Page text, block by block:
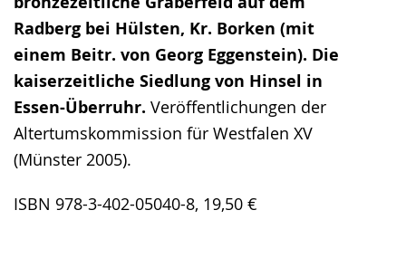
Radberg bei Hülsten, Kr. Borken (mit
einem Beitr. von Georg Eggenstein). Die
kaiserzeitliche Siedlung von Hinsel in
Essen-Überruhr. Veröffentlichungen der
Altertumskommission für Westfalen XV
(Münster 2005).
ISBN 978-3-402-05040-8, 19,50 €